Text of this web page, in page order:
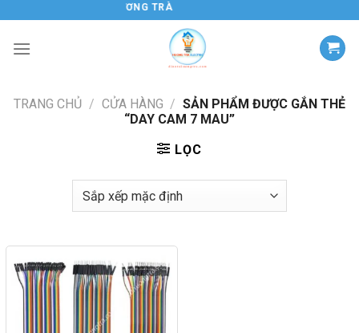
nội
ĐIỆN TỬ HƯƠNG TRÀ
TRANG CHỦ / CỬA HÀNG / SẢN PHẨM ĐƯỢC GẮN THẺ
“DAY CAM 7 MAU”
LỌC